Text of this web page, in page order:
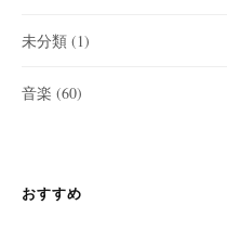
未分類 (1)
音楽 (60)
おすすめ